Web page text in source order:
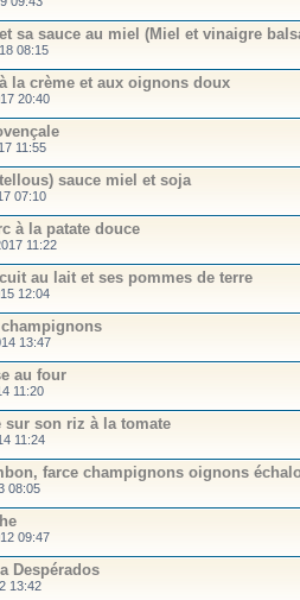
sa sauce au miel (Miel et vinaigre
08:15
la crème et aux oignons doux
20:40
11:55
sauce miel et soja
07:10
à la patate douce
11:22
au lait et ses pommes de terre
12:04
13:47
au four
11:20
sur son riz à la tomate
11:24
farce champignons oignons
08:05
09:47
Despérados
13:42